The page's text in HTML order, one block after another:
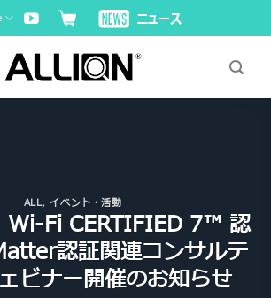
ALL,イベント・活動
Wi-Fi CERTIFIED 7™ 認
認証関連コンサルテ
ビナー開催のお知らせ